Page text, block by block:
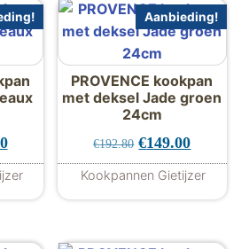
prijs was: €214.20.
Huidige prijs is: €169.00.
Aanbieding!
PROVENCE kookpan
met deksel Jade groen
24cm
€192.80 Oorspronkelijke
€149.00Huidige
Kookpannen Gietijzer